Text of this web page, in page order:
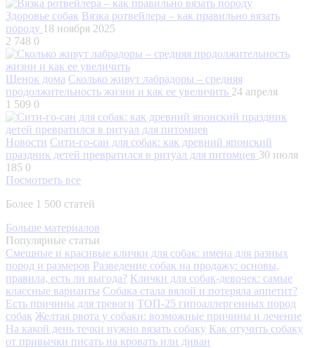
Здоровье собак Вязка ротвейлера – как правильно вязать
породу 18 ноября 2025
2 748 0
Щенок дома Сколько живут лабрадоры – средняя
продолжительность жизни и как ее увеличить 24 апреля
1 509 0
Новости Сити-го-сан для собак: как древний японский
праздник детей превратился в ритуал для питомцев 30 июля
185 0
Посмотреть все
Более 1 500 статей
Больше материалов
Популярные статьи
Смешные и красивые клички для собак: имена для разных
пород и размеров Разведение собак на продажу: основы,
правила, есть ли выгода? Клички для собак-девочек: самые
классные варианты Собака стала вялой и потеряла аппетит?
Есть причины для тревоги ТОП-25 гипоаллергенных пород
собак Желтая рвота у собаки: возможные причины и лечение
На какой день течки нужно вязать собаку Как отучить собаку
от привычки писать на кровать или диван